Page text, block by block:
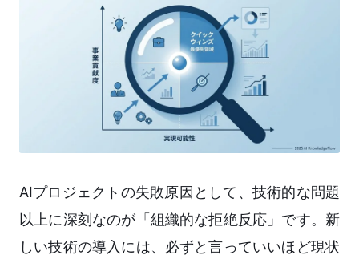
AIプロジェクトの失敗原因として、技術的な問題
以上に深刻なのが「組織的な拒絶反応」です。新
しい技術の導入には、必ずと言っていいほど現状